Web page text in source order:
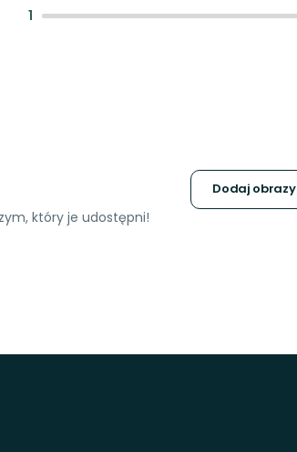
1
Dodaj obrazy
który je udostępni!